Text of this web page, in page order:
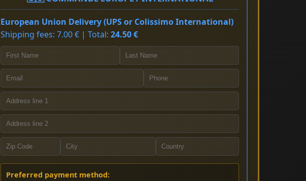
European Union Delivery (UPS or Colissimo International)
Shipping fees: 7.00 € | Total: 24.50 €
Preferred payment method: